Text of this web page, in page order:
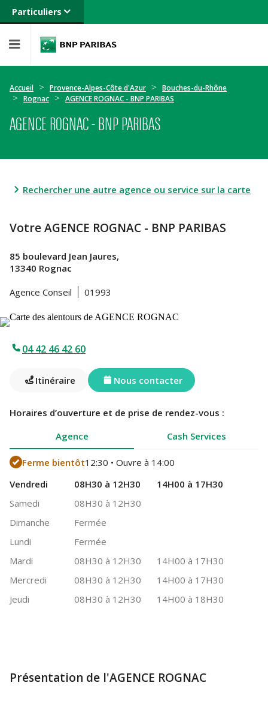
Particuliers
Banque privée
Entreprises
Accueil Provence-Alpes-Côte d'Azur
Bouches-du-Rhône
Rognac
AGENCE ROGNAC - BNP PARIBAS
AGENCE ROGNAC - BNP PARIBAS
Rechercher une autre agence ou service sur la carte
Votre AGENCE ROGNAC - BNP PARIBAS
85 boulevard Jean Jaures,
13340 Rognac
Agence Conseil
01993
04 42 46 42 60
Itinéraire Nous contacter
Horaires d’ouverture et de prise de rendez-vous :
Agence
Cash Services
Ferme bientôt12:30 • Ouvre à 14:00
Vendredi
08H30 à 12H30
14H00 à 17H30
Samedi
08H30 à 12H30
Dimanche
Fermée
Lundi
Fermée
Mardi
08H30 à 12H30
14H00 à 17H30
Mercredi
08H30 à 12H30
14H00 à 17H30
Jeudi
08H30 à 12H30 14H00 à 18H30
Présentation de l'AGENCE ROGNAC